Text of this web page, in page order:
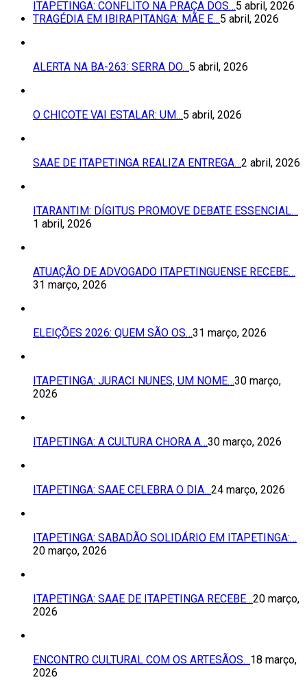
ITAPETINGA: CONFLITO NA PRAÇA DOS…5 abril, 2026
TRAGÉDIA EM IBIRAPITANGA: MÃE E…5 abril, 2026
ALERTA NA BA-263: SERRA DO…5 abril, 2026
O CHICOTE VAI ESTALAR: UM…5 abril, 2026
SAAE DE ITAPETINGA REALIZA ENTREGA…2 abril, 2026
ITARANTIM: DÍGITUS PROMOVE DEBATE ESSENCIAL…
1 abril, 2026
ATUAÇÃO DE ADVOGADO ITAPETINGUENSE RECEBE…
31 março, 2026
ELEIÇÕES 2026: QUEM SÃO OS…31 março, 2026
ITAPETINGA: JURACI NUNES, UM NOME…30 março,
2026
ITAPETINGA: A CULTURA CHORA A…30 março, 2026
ITAPETINGA: SAAE CELEBRA O DIA…24 março, 2026
ITAPETINGA: SABADÃO SOLIDÁRIO EM ITAPETINGA:…
20 março, 2026
ITAPETINGA: SAAE DE ITAPETINGA RECEBE…20 março,
2026
ENCONTRO CULTURAL COM OS ARTESÃOS…18 março,
2026